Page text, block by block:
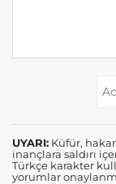
UYARI: Küfür,
inançlara saldırı
Türkçe karakter
yorumlar